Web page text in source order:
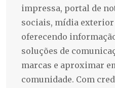
impressa, portal de
sociais, mídia exterior
oferecendo
soluções de
marcas e aproximar
comunidade. Com